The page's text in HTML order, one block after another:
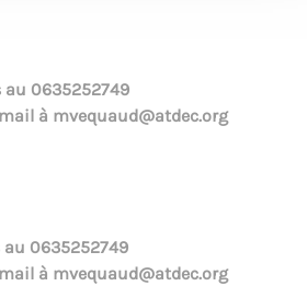
au 0635252749
à mvequaud@atdec.org
au 0635252749
à mvequaud@atdec.org